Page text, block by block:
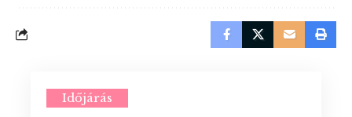
Időjárás